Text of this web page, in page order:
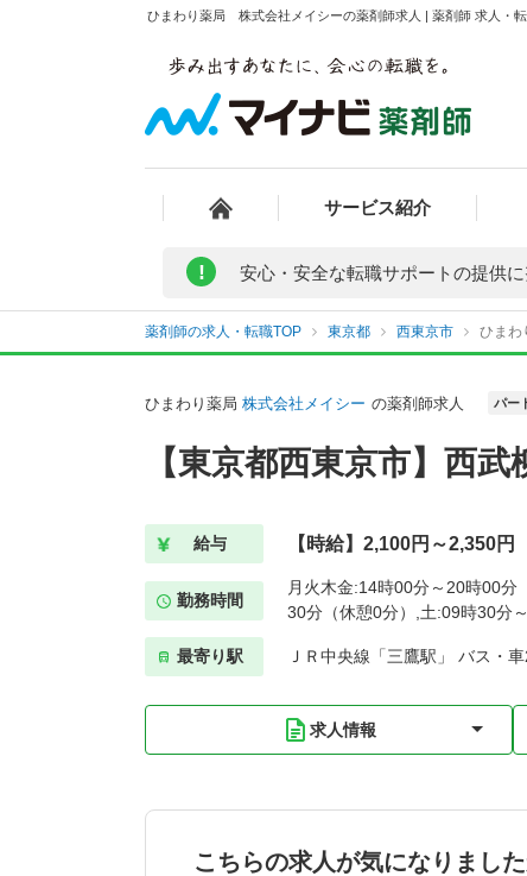
ひまわり薬局 株式会社メイシーの薬剤師求人 | 薬剤師 求人・転
サービス紹介
! 安心・安全な転職サポートの提供に
薬剤師の求人・転職TOP 東京都 西東京市 ひまわ
ひまわり薬局 株式会社メイシー の薬剤師求人 パー
【東京都西東京市】西
給与 【時給】2,100円～2,350円
勤務時間
月火木金:14時00分～20時00
30分（休憩0分）,土:09時30分
最寄り駅 ＪＲ中央線「三鷹駅」 バス・
求人情報
こちらの求人が気になりまし